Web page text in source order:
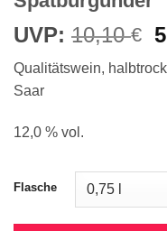
UVP: 10,10€
Qualitätswein,
Saar
12,0 % vol.
Flasche